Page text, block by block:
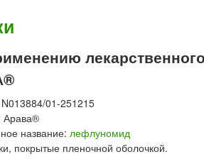
01-251215
Арава®
название: лефлуномид
покрытые пленочной оболочкой.